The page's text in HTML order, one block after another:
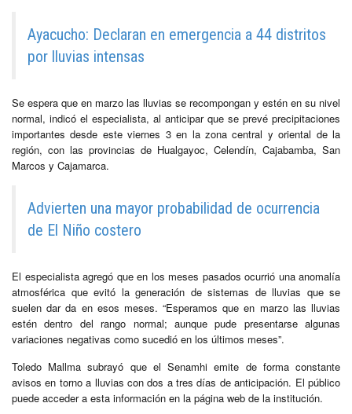
Ayacucho: Declaran en emergencia a 44 distritos
por lluvias intensas
Se espera que en marzo las lluvias se recompongan y estén en su nivel
normal, indicó el especialista, al anticipar que se prevé precipitaciones
importantes desde este viernes 3 en la zona central y oriental de la
región, con las provincias de Hualgayoc, Celendín, Cajabamba, San
Marcos y Cajamarca.
Advierten una mayor probabilidad de ocurrencia
de El Niño costero
El especialista agregó que en los meses pasados ocurrió una anomalía
atmosférica que evitó la generación de sistemas de lluvias que se
suelen dar da en esos meses. “Esperamos que en marzo las lluvias
estén dentro del rango normal; aunque pude presentarse algunas
variaciones negativas como sucedió en los últimos meses”.
Toledo Mallma subrayó que el Senamhi emite de forma constante
avisos en torno a lluvias con dos a tres días de anticipación. El público
puede acceder a esta información en la página web de la institución.